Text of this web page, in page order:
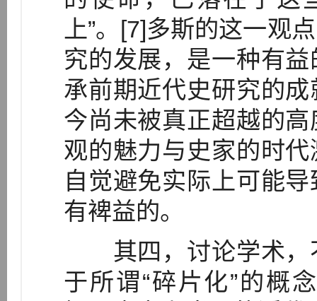
上”。[7]多斯的这一观
究的发展，是一种有
承前期近代史研究的
今尚未被真正超越的
观的魅力与史家的时
自觉避免实际上可能
有裨益的。
其四，讨论学术，
于所谓“碎片化”的概